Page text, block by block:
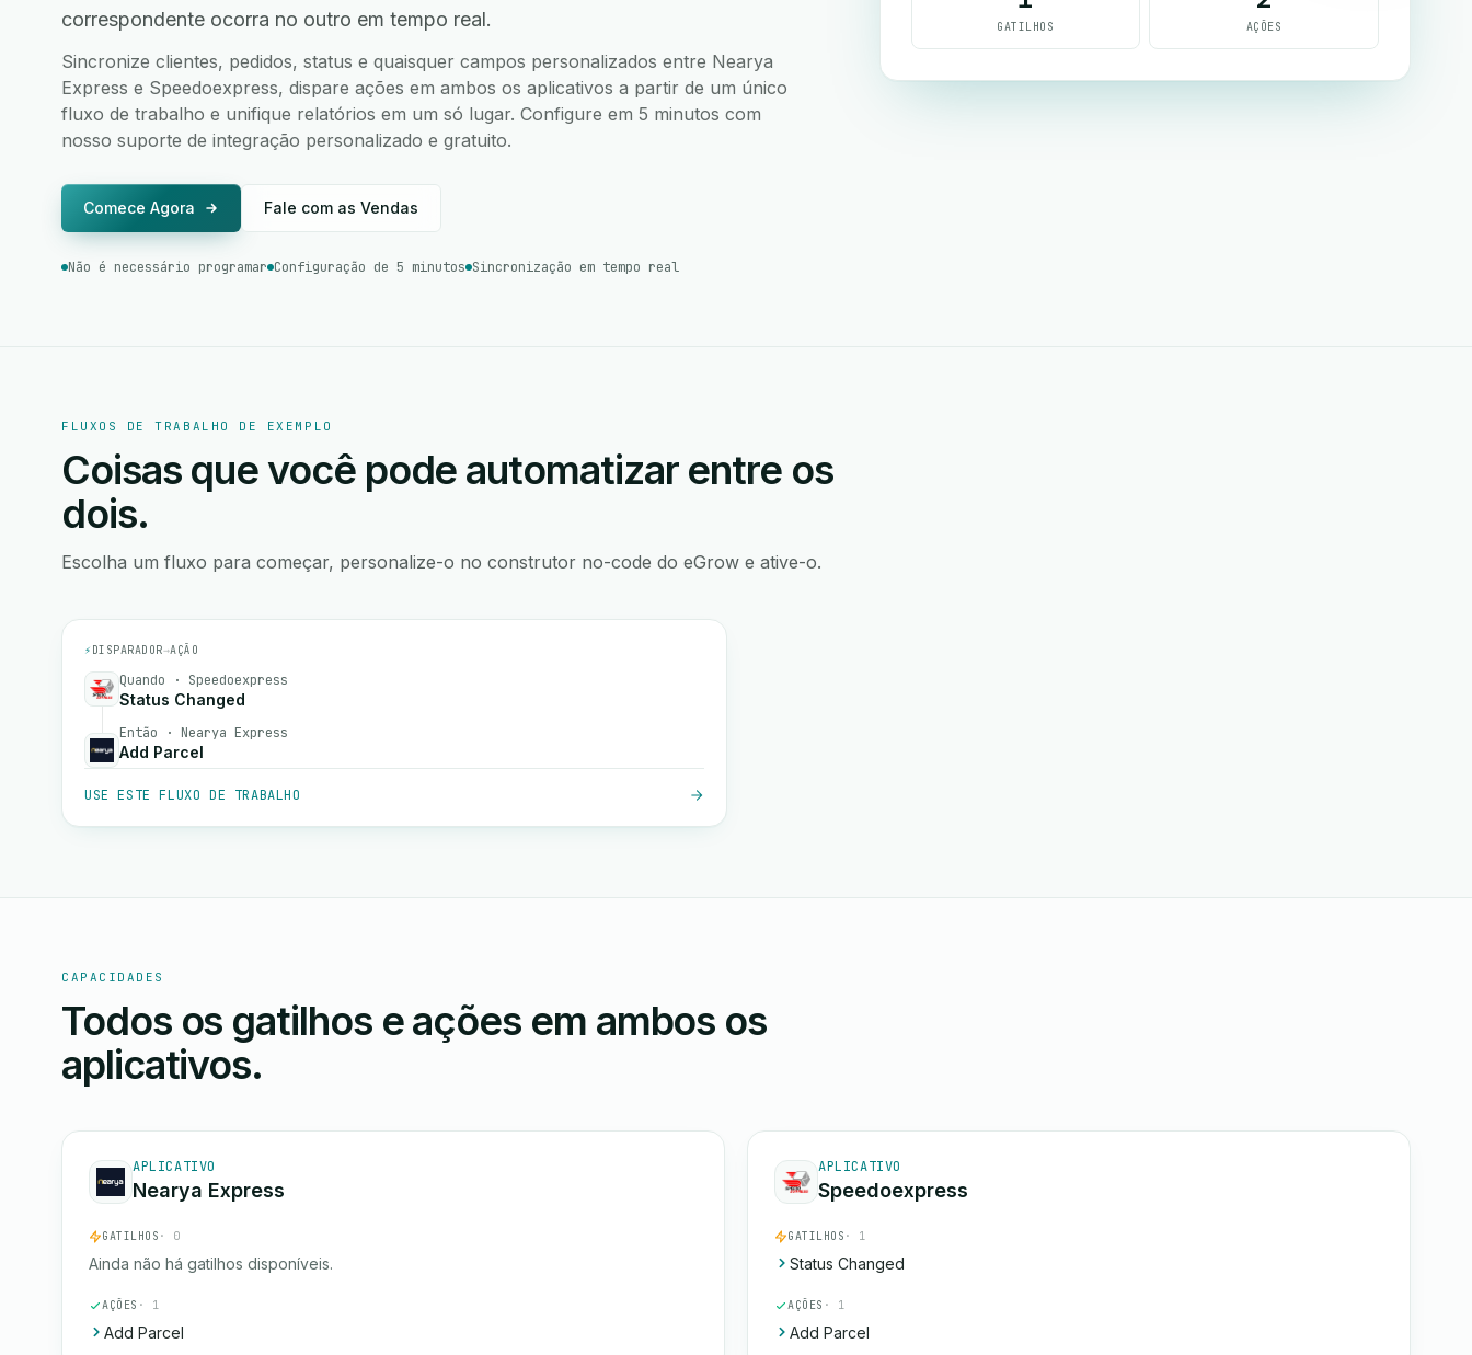
correspondente ocorra no outro em tempo real.
Sincronize clientes, pedidos, status e quaisquer campos personalizados entre Nearya
Express e Speedoexpress, dispare ações em ambos os aplicativos a partir de um único
fluxo de trabalho e unifique relatórios em um só lugar. Configure em 5 minutos com
nosso suporte de integração personalizado e gratuito.
Comece Agora Fale com as Vendas
Não é necessário programar Configuração de 5 minutos Sincronização em tempo real
GATILHOS AÇÕES
FLUXOS DE TRABALHO DE EXEMPLO
Coisas que você pode automatizar entre os
dois.
Escolha um fluxo para começar, personalize-o no construtor no-code do eGrow e ative-o.
⚡ DISPARADOR→AÇÃO
Quando · Speedoexpress
Status Changed
Então · Nearya Express
Add Parcel
USE ESTE FLUXO DE TRABALHO
CAPACIDADES
Todos os gatilhos e ações em ambos os
aplicativos.
APLICATIVO
Nearya Express
GATILHOS · 0
Ainda não há gatilhos disponíveis.
AÇÕES · 1
Add Parcel
APLICATIVO
Speedoexpress
GATILHOS · 1
Status Changed
AÇÕES · 1
Add Parcel